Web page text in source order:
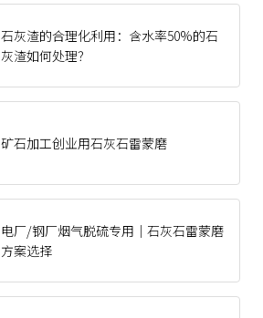
石灰渣的合理化利用：含水率50%的石
灰渣如何处理？
矿石加工创业用石灰石雷蒙磨
电厂/钢厂烟气脱硫专用｜石灰石雷蒙磨
方案选择